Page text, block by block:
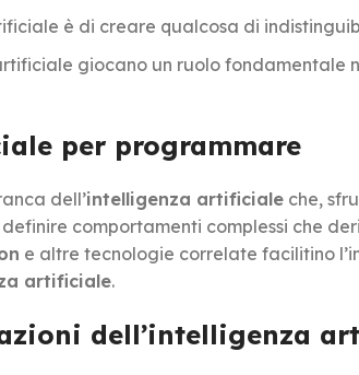
è di creare qualcosa di
giocano un ruolo fondamentale
per programmare
dell’intelligenza artificiale che,
comportamenti complessi che
e altre tecnologie correlate facilitino
artificiale.
dell’intelligenza